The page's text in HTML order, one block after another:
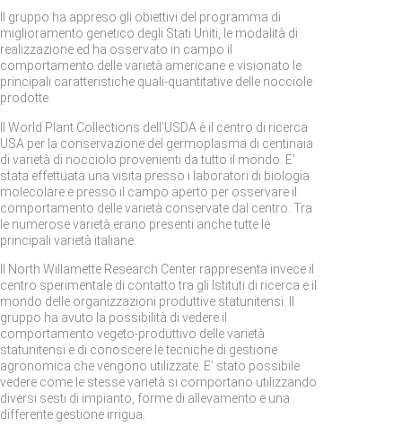
Il gruppo ha appreso gli obiettivi del programma di
miglioramento genetico degli Stati Uniti, le modalità di
realizzazione ed ha osservato in campo il
comportamento delle varietà americane e visionato le
principali caratteristiche quali-quantitative delle nocciole
prodotte.
Il World Plant Collections dell’USDA è il centro di ricerca
USA per la conservazione del germoplasma di centinaia
di varietà di nocciolo provenienti da tutto il mondo. E’
stata effettuata una visita presso i laboratori di biologia
molecolare e presso il campo aperto per osservare il
comportamento delle varietà conservate dal centro. Tra
le numerose varietà erano presenti anche tutte le
principali varietà italiane.
Il North Willamette Research Center rappresenta invece il
centro sperimentale di contatto tra gli Istituti di ricerca e il
mondo delle organizzazioni produttive statunitensi. Il
gruppo ha avuto la possibilità di vedere il
comportamento vegeto-produttivo delle varietà
statunitensi e di conoscere le tecniche di gestione
agronomica che vengono utilizzate. E’ stato possibile
vedere come le stesse varietà si comportano utilizzando
diversi sesti di impianto, forme di allevamento e una
differente gestione irrigua.